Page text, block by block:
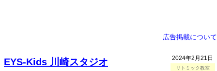
広告掲載について
2024年2月21日
リトミック教室
EYS-Kids 川崎スタジオ